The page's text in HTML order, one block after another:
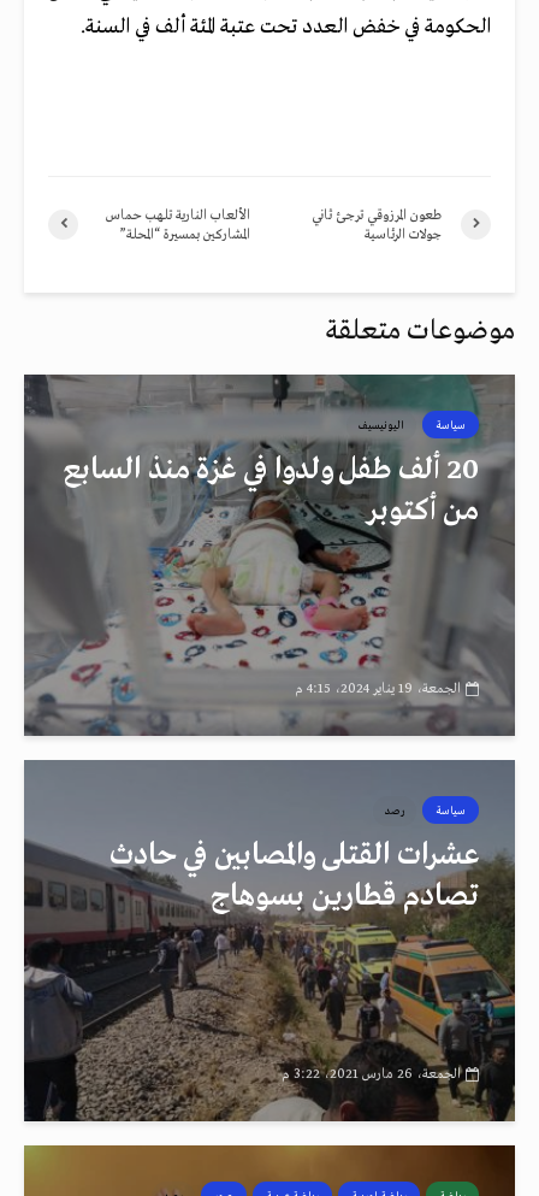
الحكومة في خفض العدد تحت عتبة المئة ألف في السنة.
الألعاب النارية تلهب حماس
المشاركين بمسيرة “المحلة”
طعون المرزوقي ترجئ ثاني
جولات الرئاسية
موضوعات متعلقة
سياسة اليونيسيف
20 ألف طفل ولدوا في غزة منذ السابع
من أكتوبر
الجمعة، 19 يناير 2024، 4:15 م
سياسة رصد
عشرات القتلى والمصابين في حادث
تصادم قطارين بسوهاج
الجمعة، 26 مارس 2021، 3:22 م